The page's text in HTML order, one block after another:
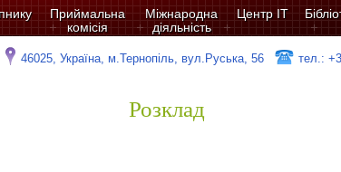
Приймальна
комісія
Міжнародна
діяльність
Центр ІТ
46025, Україна, м.Тернопіль, вул.Руська, 56 тел.:
Розклад